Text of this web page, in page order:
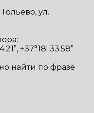
ул.
+37°18' 33.58”
найти по фразе